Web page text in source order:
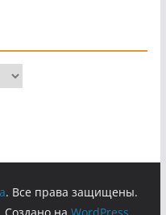
. Все права защищены.